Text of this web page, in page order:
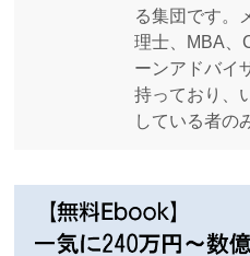
る集団です。
理士、MBA、
ーンアドバイ
持っており、
している者の